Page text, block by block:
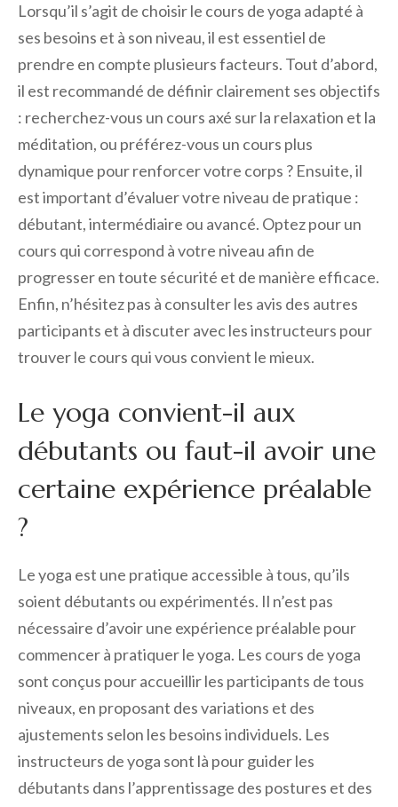
Lorsqu’il s’agit de choisir le cours de yoga adapté à
ses besoins et à son niveau, il est essentiel de
prendre en compte plusieurs facteurs. Tout d’abord,
il est recommandé de définir clairement ses objectifs
: recherchez-vous un cours axé sur la relaxation et la
méditation, ou préférez-vous un cours plus
dynamique pour renforcer votre corps ? Ensuite, il
est important d’évaluer votre niveau de pratique :
débutant, intermédiaire ou avancé. Optez pour un
cours qui correspond à votre niveau afin de
progresser en toute sécurité et de manière efficace.
Enfin, n’hésitez pas à consulter les avis des autres
participants et à discuter avec les instructeurs pour
trouver le cours qui vous convient le mieux.
Le yoga convient-il aux
débutants ou faut-il avoir une
certaine expérience préalable
?
Le yoga est une pratique accessible à tous, qu’ils
soient débutants ou expérimentés. Il n’est pas
nécessaire d’avoir une expérience préalable pour
commencer à pratiquer le yoga. Les cours de yoga
sont conçus pour accueillir les participants de tous
niveaux, en proposant des variations et des
ajustements selon les besoins individuels. Les
instructeurs de yoga sont là pour guider les
débutants dans l’apprentissage des postures et des